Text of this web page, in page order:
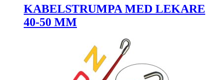
KABELSTRUMPA MED LEKARE
40-50 MM